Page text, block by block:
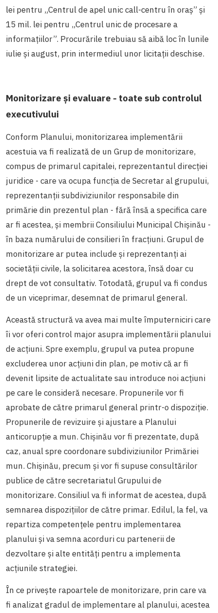
lei pentru „Centrul de apel unic call-centru în oraș” și
15 mil. lei pentru „Centrul unic de procesare a
informațiilor”. Procurările trebuiau să aibă loc în lunile
iulie și august, prin intermediul unor licitații deschise.
Monitorizare și evaluare - toate sub controlul
executivului
Conform Planului, monitorizarea implementării
acestuia va fi realizată de un Grup de monitorizare,
compus de primarul capitalei, reprezentantul direcției
juridice - care va ocupa funcția de Secretar al grupului,
reprezentanții subdiviziunilor responsabile din
primărie din prezentul plan - fără însă a specifica care
ar fi acestea, și membrii Consiliului Municipal Chișinău -
în baza numărului de consilieri în fracțiuni. Grupul de
monitorizare ar putea include și reprezentanți ai
societății civile, la solicitarea acestora, însă doar cu
drept de vot consultativ. Totodată, grupul va fi condus
de un viceprimar, desemnat de primarul general.
Această structură va avea mai multe împuterniciri care
îi vor oferi control major asupra implementării planului
de acțiuni. Spre exemplu, grupul va putea propune
excluderea unor acțiuni din plan, pe motiv că ar fi
devenit lipsite de actualitate sau introduce noi acțiuni
pe care le consideră necesare. Propunerile vor fi
aprobate de către primarul general printr-o dispoziție.
Propunerile de revizuire și ajustare a Planului
anticorupție a mun. Chișinău vor fi prezentate, după
caz, anual spre coordonare subdiviziunilor Primăriei
mun. Chișinău, precum și vor fi supuse consultărilor
publice de către secretariatul Grupului de
monitorizare. Consiliul va fi informat de acestea, după
semnarea dispozițiilor de către primar. Edilul, la fel, va
repartiza competențele pentru implementarea
planului și va semna acorduri cu partenerii de
dezvoltare și alte entități pentru a implementa
acțiunile strategiei.
În ce privește rapoartele de monitorizare, prin care va
fi analizat gradul de implementare al planului, acestea